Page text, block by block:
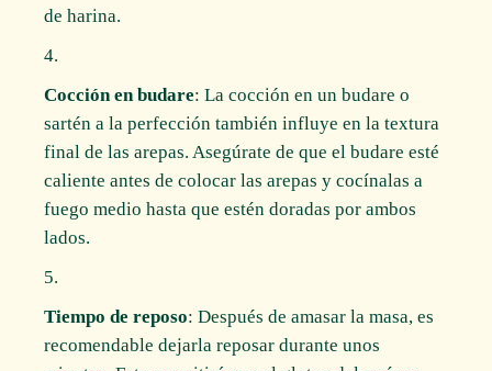
de harina.
Cocción en budare: La cocción en un budare o
sartén a la perfección también influye en la textura
final de las arepas. Asegúrate de que el budare esté
caliente antes de colocar las arepas y cocínalas a
fuego medio hasta que estén doradas por ambos
lados.
Tiempo de reposo: Después de amasar la masa, es
recomendable dejarla reposar durante unos